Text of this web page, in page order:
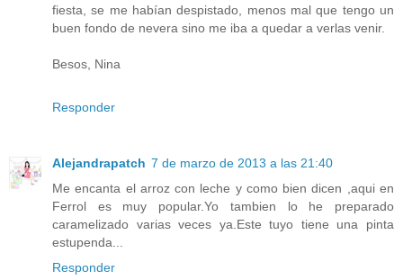
fiesta, se me habían despistado, menos mal que tengo un
buen fondo de nevera sino me iba a quedar a verlas venir.
Besos, Nina
Responder
Alejandrapatch 7 de marzo de 2013 a las 21:40
Me encanta el arroz con leche y como bien dicen ,aqui en
Ferrol es muy popular.Yo tambien lo he preparado
caramelizado varias veces ya.Este tuyo tiene una pinta
estupenda...
Responder